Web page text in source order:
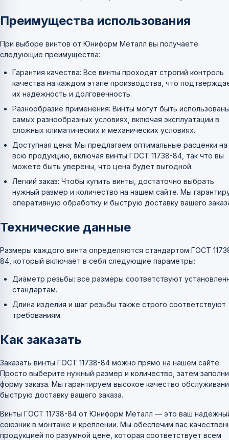
Преимущества использования
При выборе винтов от Юниформ Металл вы получаете
следующие преимущества:
Гарантия качества: Все винты проходят строгий контроль
качества на каждом этапе производства, что
их надежность и долговечность.
Разнообразие применения: Винты могут быть
самых разнообразных условиях, включая эксплуатации в
сложных климатических и механических условиях.
Доступная цена: Мы предлагаем оптимальные расценки на
всю продукцию, включая винты ГОСТ 11738-84, так что вы
можете быть уверены, что цена будет выгодной.
Легкий заказ: Чтобы купить винты, достаточно выбрать
нужный размер и количество на нашем сайте. Мы
оперативную обработку и быструю доставку вашего
Технические данные
Размеры каждого винта определяются стандартом ГОСТ
84, который включает в себя следующие параметры:
Диаметр резьбы: все размеры соответствуют
стандартам.
Длина изделия и шаг резьбы также строго соответствуют
требованиям.
Как заказать
Заказать винты ГОСТ 11738-84 можно прямо на нашем сайте.
Просто выберите нужный размер и количество, затем
форму заказа. Мы гарантируем высокое качество
быструю доставку вашего заказа.
Винты ГОСТ 11738-84 от Юниформ Металл — это ваш
союзник в монтаже и креплении. Мы обеспечим вас
продукцией по разумной цене, которая соответствует всем